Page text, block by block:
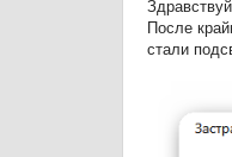
После
стали